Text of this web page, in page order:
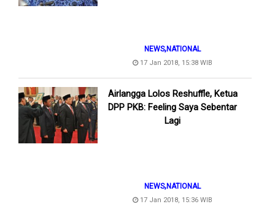
NEWS,NATIONAL
17 Jan 2018, 15:38 WIB
Airlangga Lolos Reshuffle, Ketua
DPP PKB: Feeling Saya Sebentar
Lagi
NEWS,NATIONAL
17 Jan 2018, 15:36 WIB